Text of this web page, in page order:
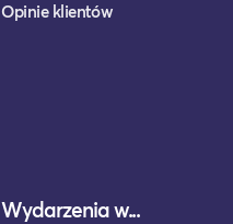
Opinie klientów
Wydarzenia w...